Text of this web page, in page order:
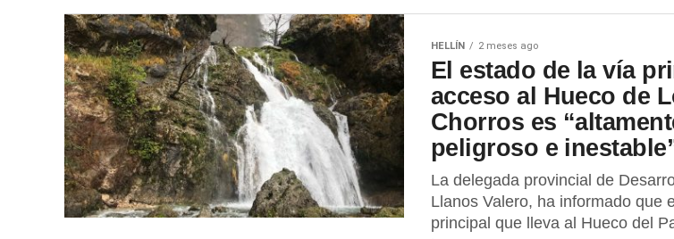
HELLÍN 2 meses ago
El estado de la vía
acceso al Hueco de
Chorros es
peligroso e
La delegada provincial de
Llanos Valero, ha informado que
principal que lleva al Hueco del